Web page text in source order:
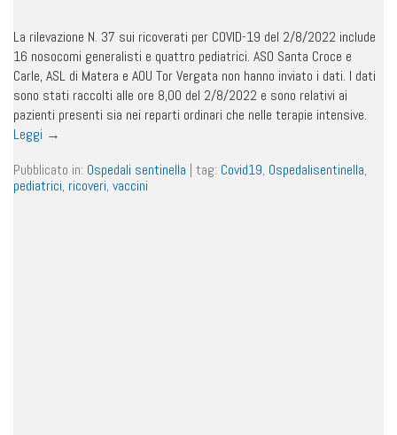
La rilevazione N. 37 sui ricoverati per COVID-19 del 2/8/2022 include
16 nosocomi generalisti e quattro pediatrici. ASO Santa Croce e
Carle, ASL di Matera e AOU Tor Vergata non hanno inviato i dati. I dati
sono stati raccolti alle ore 8,00 del 2/8/2022 e sono relativi ai
pazienti presenti sia nei reparti ordinari che nelle terapie intensive.
Leggi →
Pubblicato in: Ospedali sentinella | tag: Covid19, Ospedalisentinella,
pediatrici, ricoveri, vaccini